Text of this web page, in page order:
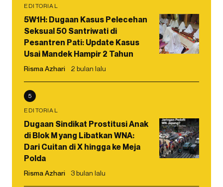
EDITORIAL
5W1H: Dugaan Kasus Pelecehan
Seksual 50 Santriwati di
Pesantren Pati: Update Kasus
Usai Mandek Hampir 2 Tahun
Risma Azhari 2 bulan lalu
5
EDITORIAL
Dugaan Sindikat Prostitusi Anak
di Blok M yang Libatkan WNA:
Dari Cuitan di X hingga ke Meja
Polda
Risma Azhari 3 bulan lalu